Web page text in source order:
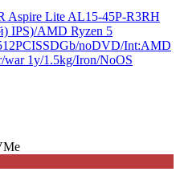
Aspire Lite AL15-45P-R3RH
IPS)/AMD Ryzen 5
noDVD/Int:AMD
1y/1.5kg/Iron/NoOS